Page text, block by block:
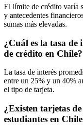
El límite de crédito varía
y antecedentes
sumas más elevadas.
¿Cuál es la tasa de
de crédito en Chile?
La tasa de interés
entre un 25% y un 40%
el tipo de tarjeta.
¿Existen tarjetas
estudiantes en